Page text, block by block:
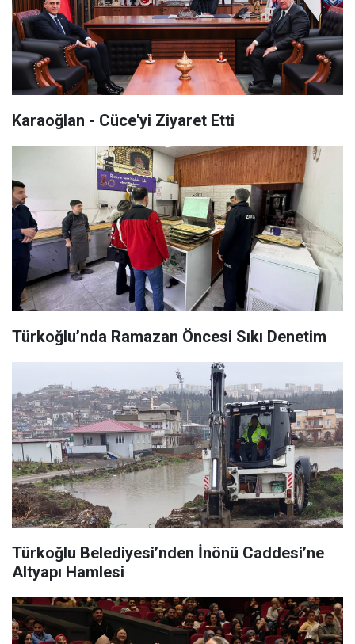
Karaoğlan - Cüce'yi Ziyaret Etti
Türkoğlu’nda Ramazan Öncesi Sıkı Denetim
Türkoğlu Belediyesi’nden İnönü Caddesi’ne
Altyapı Hamlesi